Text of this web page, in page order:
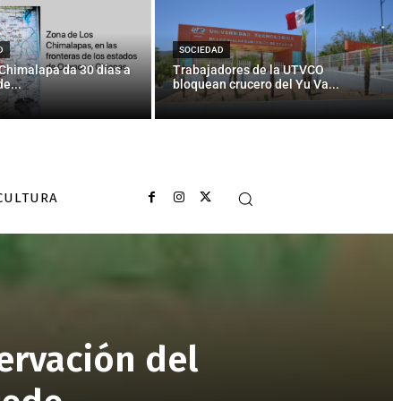
da 30 días a
SOCIEDAD
Trabajadores de la UTVCO
bloquean crucero del Yu Va...
del